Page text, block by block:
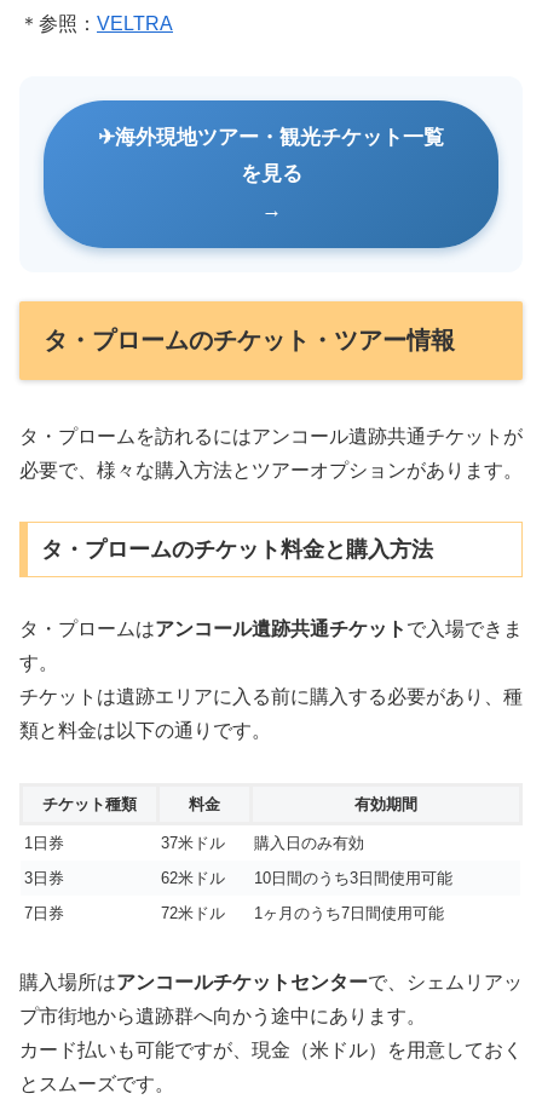
＊参照： VELTRA
海外現地ツアー・観光チケット一覧
を見る
タ・プロームのチケット・ツアー情報
タ・プロームを訪れるにはアンコール遺跡共通チケットが
必要で、様々な購入方法とツアーオプションがあります。
タ・プロームのチケット料金と購入方法
タ・プロームはアンコール遺跡共通チケット で入場できま
す。
チケットは遺跡エリアに入る前に購入する必要があり、種
類と料金は以下の通りです。
チケット種類 料金 有効期間
1日券 37米ドル
購入日のみ有効
3日券
62米ドル
10日間のうち3日間使用可能
7日券
72米ドル 1ヶ月のうち7日間使用可能
購入場所はアンコールチケットセンターで、シェムリアッ
プ市街地から遺跡群へ向かう途中にあります。
カード払いも可能ですが、現金（米ドル）を用意しておく
とスムーズです。